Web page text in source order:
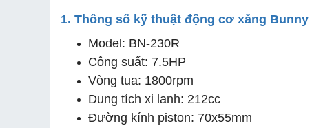
1. Thông số kỹ thuật động cơ xăng Bunny
Model: BN-230R
Công suất: 7.5HP
Vòng tua: 1800rpm
Dung tích xi lanh: 212cc
Đường kính piston: 70x55mm